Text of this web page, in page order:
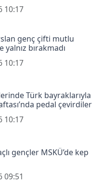
10:17
genç çifti mutlu
bırakmadı
10:17
Türk bayraklarıyla
pedal çevirdiler
10:17
gençler MSKÜ’de kep
09:51